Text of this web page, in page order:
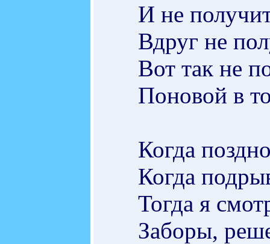
И не
Вдруг не
Вот так не
Поновой в
Когда
Когда
Тогда я
Заборы,